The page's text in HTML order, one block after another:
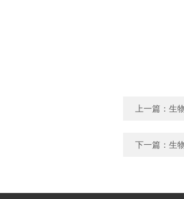
上一篇： 生
下一篇： 生